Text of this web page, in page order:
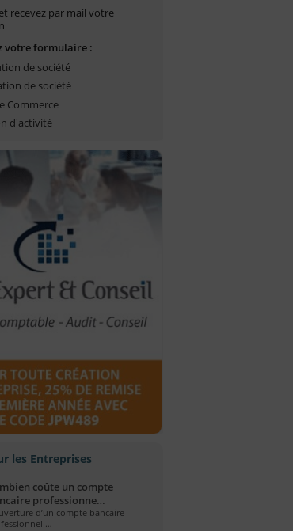
recevez par mail votre
votre formulaire :
de société
de société
Commerce
d'activité
les Entreprises
coûte un compte
professionne…
d’un compte bancaire
…